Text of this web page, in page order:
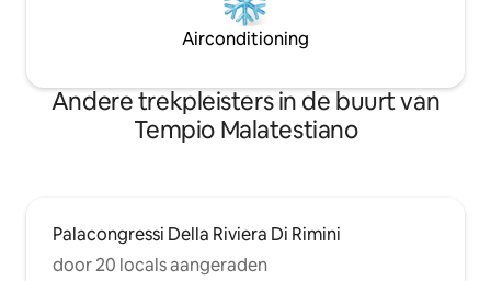
Airconditioning
Andere trekpleisters in de buurt van
Tempio Malatestiano
Palacongressi Della Riviera Di Rimini
door 20 locals aangeraden